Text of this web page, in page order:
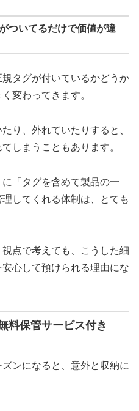
ついてるだけで価値が違
タグが付いているかどうか
変わってきます。
り、外れていたりすると、
しまうこともあります。
「タグを含めて製品の一
してくれる体制は、とても
点で考えても、こうした細
心して預けられる理由にな
料保管サービス付き
ンになると、意外と収納に